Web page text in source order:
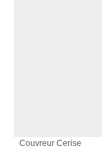
Couvreur Cerise